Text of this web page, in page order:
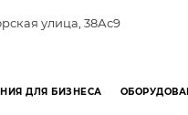
улица, 38Ас9
ДЛЯ БИЗНЕСА